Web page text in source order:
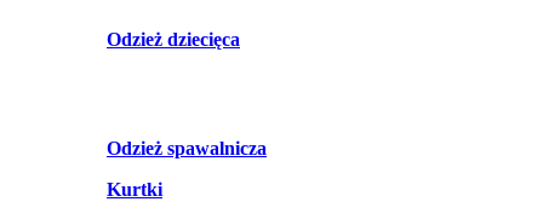
Odzież dziecięca
Odzież spawalnicza
Kurtki